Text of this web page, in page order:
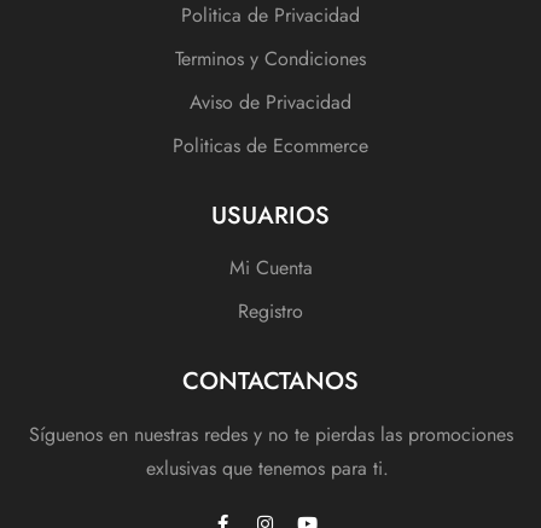
Politica de Privacidad
Terminos y Condiciones
Aviso de Privacidad
Politicas de Ecommerce
USUARIOS
Mi Cuenta
Registro
CONTACTANOS
Síguenos en nuestras redes y no te pierdas las promociones
exlusivas que tenemos para ti.